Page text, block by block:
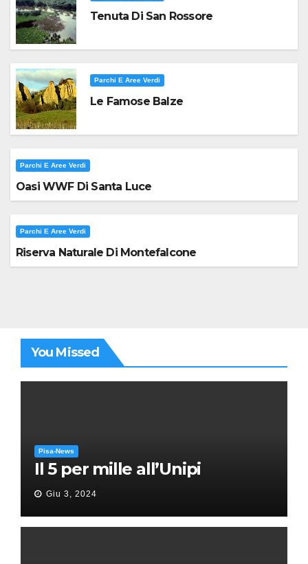
Tenuta Di San Rossore
Parchi E Aree Verdi
Le Famose Balze
Parchi E Aree Verdi
Oasi WWF Di Santa Luce
Parchi E Aree Verdi
Riserva Naturale Di Montefalcone
You Missed
Pisa-News
Il 5 per mille all’Unipi
Giu 3, 2024